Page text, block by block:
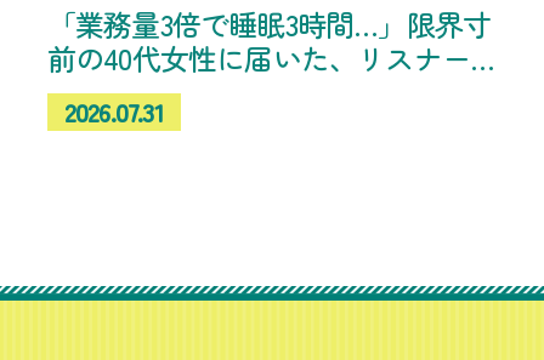
「業務量3倍で睡眠3時間…」限界寸
前の40代女性に届いた、リスナー
たちの「これ、やめてみたら楽に
なった！」体験談
2026.07.31